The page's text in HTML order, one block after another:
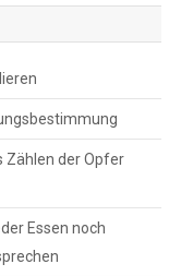
Zählen der Opfer
Essen noch